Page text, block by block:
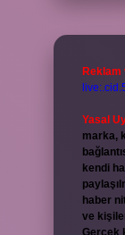
Reklam
Yasal
marka,
kendi
haber
ve
Gerçek